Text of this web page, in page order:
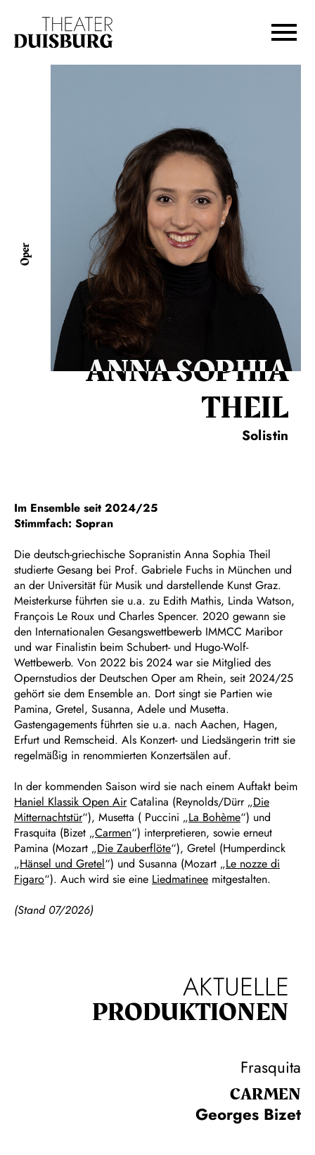
Zur Hauptnavigation springen
Zum Footer springen
Oper
ANNA SOPHIA
THEIL
Solistin
Im Ensemble seit 2024/25
Stimmfach: Sopran
Die deutsch-griechische Sopranistin Anna Sophia Theil
studierte Gesang bei Prof. Gabriele Fuchs in München und
an der Universität für Musik und darstellende Kunst Graz.
Meisterkurse führten sie u.a. zu Edith Mathis, Linda Watson,
François Le Roux und Charles Spencer. 2020 gewann sie
den Internationalen Gesangswettbewerb IMMCC Maribor
und war Finalistin beim Schubert- und Hugo-Wolf-
Wettbewerb. Von 2022 bis 2024 war sie Mitglied des
Opernstudios der Deutschen Oper am Rhein, seit 2024/25
gehört sie dem Ensemble an. Dort singt sie Partien wie
Pamina, Gretel, Susanna, Adele und Musetta.
Gastengagements führten sie u.a. nach Aachen, Hagen,
Erfurt und Remscheid. Als Konzert- und Liedsängerin tritt sie
regelmäßig in renommierten Konzertsälen auf.
In der kommenden Saison wird sie nach einem Auftakt beim
Haniel Klassik Open AirCatalina (Reynolds/Dürr „Die
Mitternachtstür“), Musetta ( Puccini „La Bohème“) und
Frasquita (Bizet „Carmen“) interpretieren, sowie erneut
Pamina (Mozart „Die Zauberflöte“), Gretel (Humperdinck
„Hänsel und Gretel“) und Susanna (Mozart „Le nozze di
Figaro“). Auch wird sie eine Liedmatinee mitgestalten.
(Stand 07/2026)
AKTUELLE
PRODUKTIONEN
Frasquita
CARMEN
Georges Bizet